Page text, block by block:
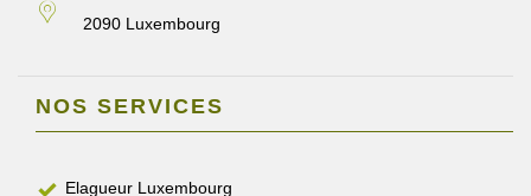
2090 Luxembourg
NOS SERVICES
Elagueur Luxembourg